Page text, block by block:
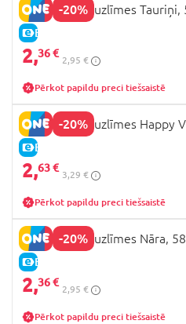
-20%
E-CENA
SNAILS nagu uzlīmes Tauriņi,
2,36 €
2,95 €
Pērkot papildu preci tiešsaistē
-20%
E-CENA
SNAILS nagu uzlīmes Happy
2,63 €
3,29 €
Pērkot papildu preci tiešsaistē
-20%
E-CENA
SNAILS nagu uzlīmes Nāra,
2,36 €
2,95 €
Pērkot papildu preci tiešsaistē